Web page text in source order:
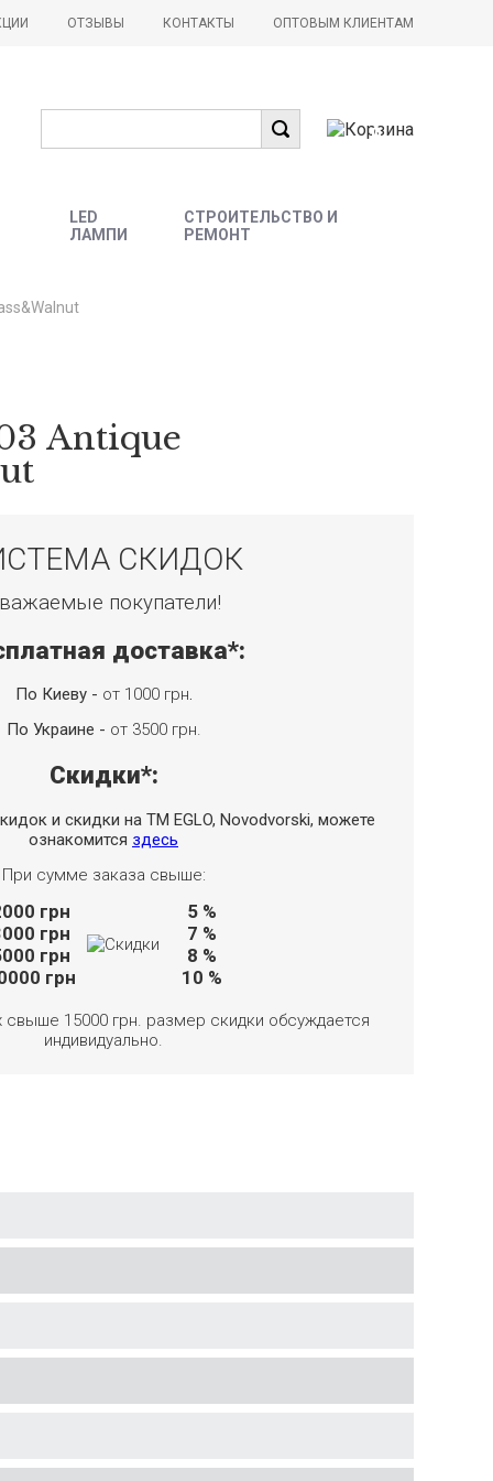
ОТЗЫВЫ КОНТАКТЫ ОПТОВЫМ КЛИЕНТАМ
0
LED
ЛАМПИ
СТРОИТЕЛЬСТВО И
РЕМОНТ
Antique
СКИДОК
покупатели!
доставка*:
По Киеву - от 1000 грн.
По Украине - от 3500 грн.
Скидки*:
и скидки на TM EGLO, Novodvorski, можете
ознакомится здесь
При сумме заказа свыше:
грн
грн
грн
грн
5 %
7 %
8 %
10 %
свыше 15000 грн. размер скидки обсуждается
индивидуально.